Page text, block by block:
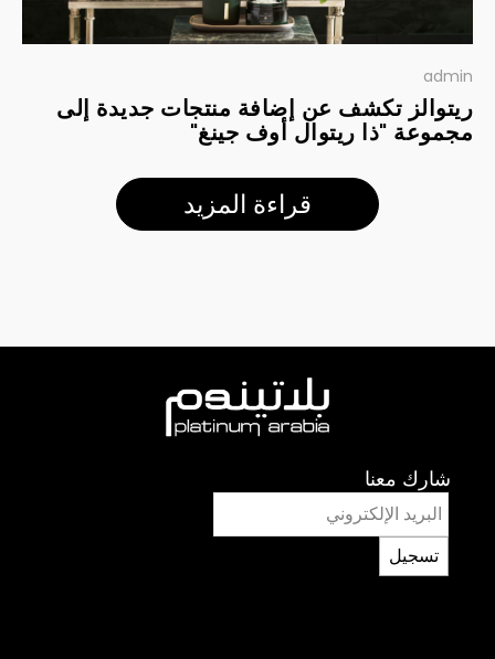
admin
ريتوالز تكشف عن إضافة منتجات جديدة إلى
مجموعة "ذا ريتوال أوف جينغ"
قراءة المزيد
شارك معنا
تسجيل